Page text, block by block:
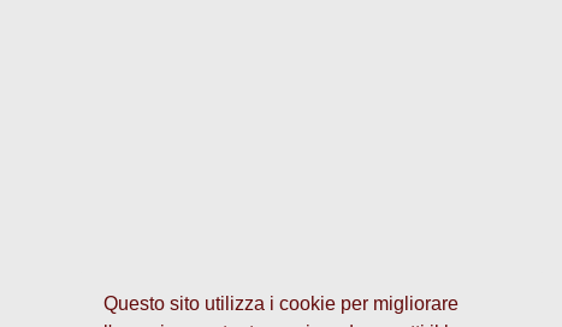
Questo sito utilizza i cookie per migliorare